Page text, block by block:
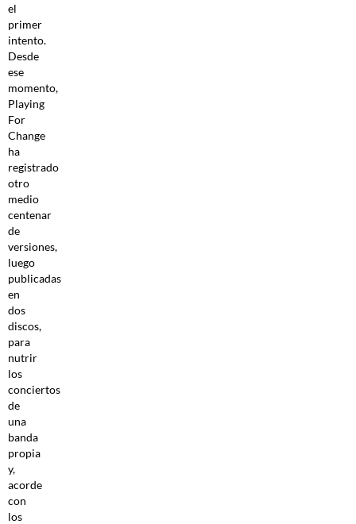
el
primer
intento.
Desde
ese
momento,
Playing
For
Change
ha
registrado
otro
medio
centenar
de
versiones,
luego
publicadas
en
dos
discos,
para
nutrir
los
conciertos
de
una
banda
propia
y,
acorde
con
los